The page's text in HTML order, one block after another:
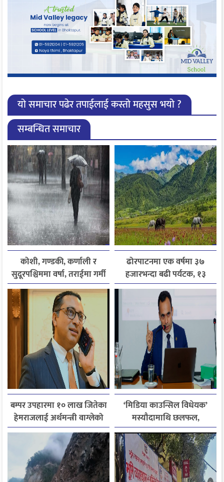
यो समाचार पढेर तपाईलाई कस्तो महसुस भयो ?
सम्बन्धित समाचार
कोशी, गण्डकी, कर्णाली र
सुदूरपश्चिममा वर्षा, तराईमा गर्मी
बढ्ने अनुमान
ढोरपाटनमा एक वर्षमा ३७
हजारभन्दा बढी पर्यटक, १३
हजारले बढ्यो आगमन
बम्पर उपहारमा १० लाख जितेका
हेमराजलाई अर्थमन्त्री वाग्लेको
फोन, रुपन्देहीकी सपनाले
जितिन् एक लाख
‘मिडिया काउन्सिल विधेयक’
मस्यौदामाथि छलफल,
एआईदेखि पत्रकारको
लाइसेन्ससम्मका विषयमा
सुझाव